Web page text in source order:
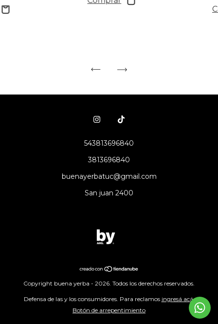
543813696840
3813696840
buenayerbatuc@gmail.com
San juan 2400
Copyright buena yerba - 2026. Todos los derechos reservados.
Defensa de las y los consumidores. Para reclamos ingresá acá.
Botón de arrepentimiento